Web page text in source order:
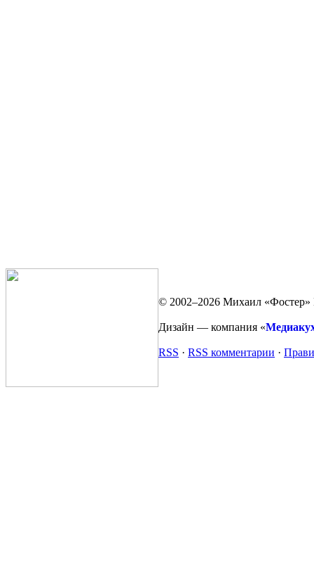
© 2002–2026 Михаил «Фостер»
Дизайн — компания «
RSS · RSS комментарии ·